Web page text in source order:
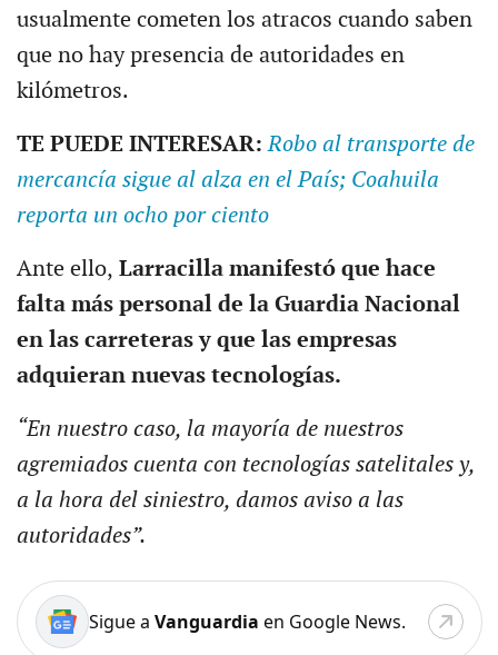
usualmente cometen los atracos cuando saben
que no hay presencia de autoridades en
kilómetros.
TE PUEDE INTERESAR: Robo al transporte de
mercancía sigue al alza en el País; Coahuila
reporta un ocho por ciento
Ante ello, Larracilla manifestó que hace
falta más personal de la Guardia Nacional
en las carreteras y que las empresas
adquieran nuevas tecnologías.
“En nuestro caso, la mayoría de nuestros
agremiados cuenta con tecnologías satelitales y,
a la hora del siniestro, damos aviso a las
autoridades”.
Sigue a Vanguardia en Google News.